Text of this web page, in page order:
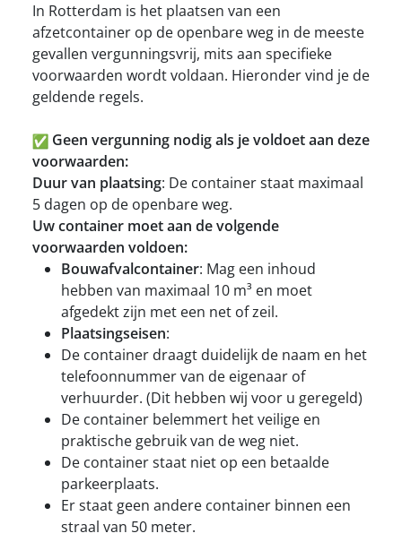
In Rotterdam is het plaatsen van een
afzetcontainer op de openbare weg in de meeste
gevallen vergunningsvrij, mits aan specifieke
voorwaarden wordt voldaan. Hieronder vind je de
geldende regels.
Geen vergunning nodig als je voldoet aan deze
voorwaarden:
Duur van plaatsing: De container staat maximaal
5 dagen op de openbare weg.
Uw container moet aan de volgende
voorwaarden voldoen:
Bouwafvalcontainer: Mag een inhoud
hebben van maximaal 10 m³ en moet
afgedekt zijn met een net of zeil.
Plaatsingseisen:
De container draagt duidelijk de naam en het
telefoonnummer van de eigenaar of
verhuurder. (Dit hebben wij voor u geregeld)
De container belemmert het veilige en
praktische gebruik van de weg niet.
De container staat niet op een betaalde
parkeerplaats.
Er staat geen andere container binnen een
straal van 50 meter.